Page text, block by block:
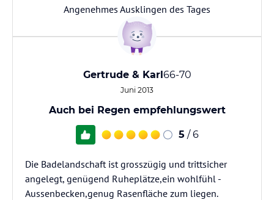
Angenehmes Ausklingen des Tages
Gertrude & Karl66-70
Juni 2013
Auch bei Regen empfehlungswert
5 / 6
Die Badelandschaft ist grosszügig und trittsicher
angelegt, genügend Ruheplätze,ein wohlfühl -
Aussenbecken,genug Rasenfläche zum liegen.